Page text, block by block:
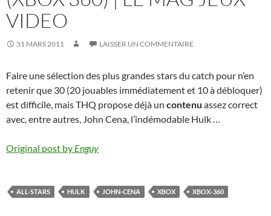
VIDEO
31 MARS 2011 LAISSER UN COMMENTAIRE
Faire une sélection des plus grandes stars du catch pour n’en
retenir que 30 (20 jouables immédiatement et 10 à débloquer)
est difficile, mais THQ propose déjà un contenu assez correct
avec, entre autres, John Cena, l’indémodable Hulk …
Original post by Enguy
ALL-STARS HULK JOHN-CENA XBOX XBOX-360